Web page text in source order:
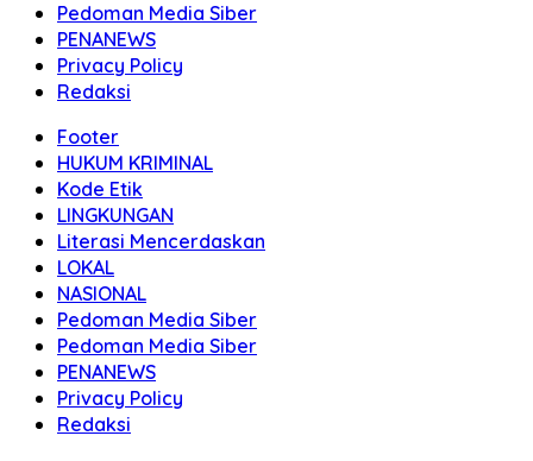
Pedoman Media Siber
PENANEWS
Privacy Policy
Redaksi
Footer
HUKUM KRIMINAL
Kode Etik
LINGKUNGAN
Literasi Mencerdaskan
LOKAL
NASIONAL
Pedoman Media Siber
Pedoman Media Siber
PENANEWS
Privacy Policy
Redaksi